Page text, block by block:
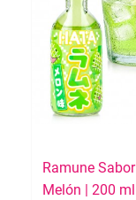
Ramune Sabor
Melón | 200 ml